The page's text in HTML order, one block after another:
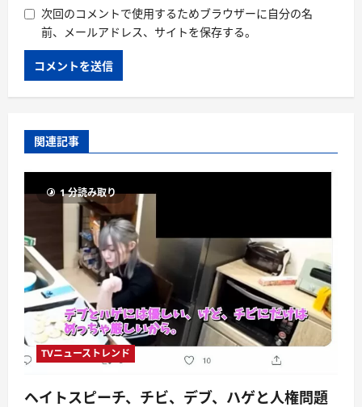
次回のコメントで使用するためブラウザーに自分の名
前、メールアドレス、サイトを保存する。
関連記事
1 分読み取り
TVニューストレンド
ヘイトスピーチ、チビ、デブ、ハゲと人権問題